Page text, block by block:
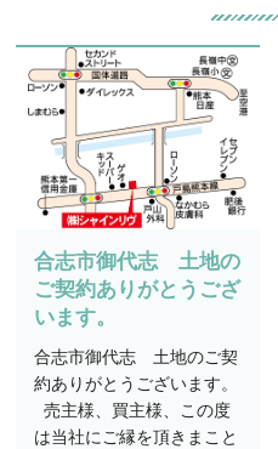
合志市御代志 土地の
ご契約ありがとうござ
います。
合志市御代志 土地のご契
約ありがとうございます。
売主様、買主様、この度
は当社にご縁を頂きまこと